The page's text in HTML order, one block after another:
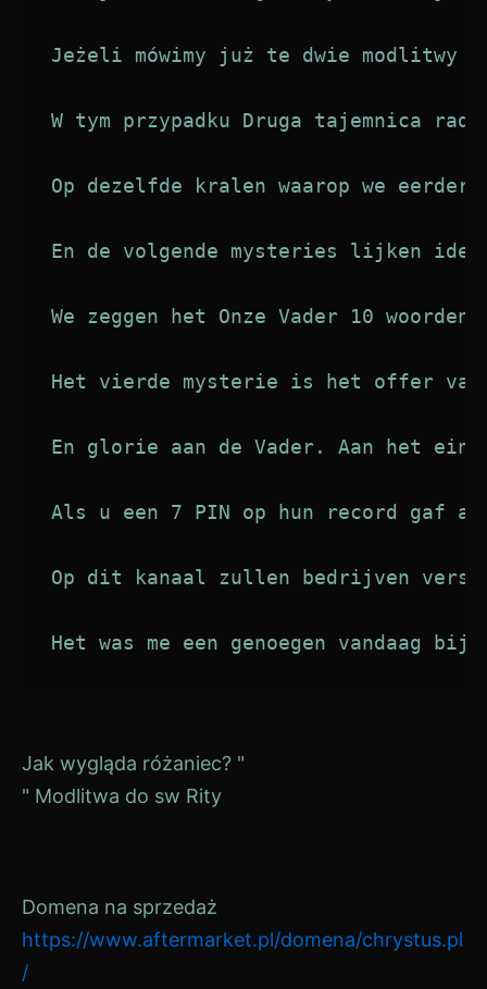
Jeżeli mówimy już te dwie modlitwy
W tym przypadku Druga tajemnica
Op dezelfde kralen waarop we
En de volgende mysteries lijken
We zeggen het Onze Vader 10
Het vierde mysterie is het offer van
En glorie aan de Vader. Aan het
Als u een 7 PIN op hun record gaf
Op dit kanaal zullen bedrijven
Het was me een genoegen
Berichtnavigatie
Jak wygląda różaniec? "
" Modlitwa do sw Rity
Domena na sprzedaż
https://www.aftermarket.pl/domena/chrystus.pl
/